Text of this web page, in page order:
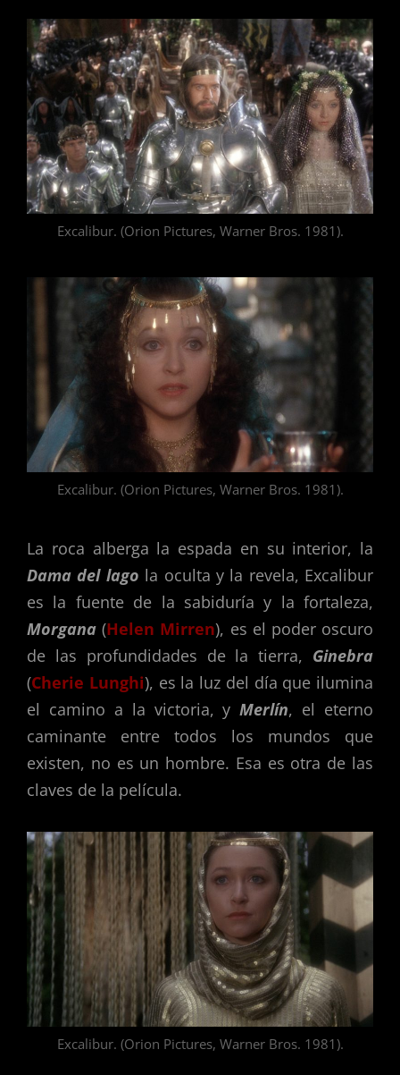
Excalibur. (Orion Pictures, Warner Bros. 1981).
Excalibur. (Orion Pictures, Warner Bros. 1981).
La roca alberga la espada en su interior, la
Dama del lago la oculta y la revela, Excalibur
es la fuente de la sabiduría y la fortaleza,
Morgana (Helen Mirren), es el poder oscuro
de las profundidades de la tierra, Ginebra
(Cherie Lunghi), es la luz del día que ilumina
el camino a la victoria, yMerlín, el eterno
caminante entre todos los mundos que
existen, no es un hombre. Esa es otra de las
claves de la película.
Excalibur. (Orion Pictures, Warner Bros. 1981).